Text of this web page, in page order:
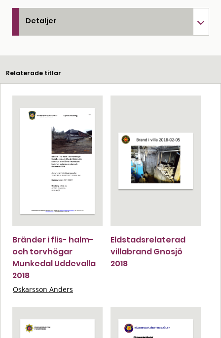
Detaljer
Relaterade titlar
Bränder i flis- halm-
och torvhögar
Munkedal Uddevalla
2018
Oskarsson Anders
Eldstadsrelaterad
villabrand Gnosjö
2018